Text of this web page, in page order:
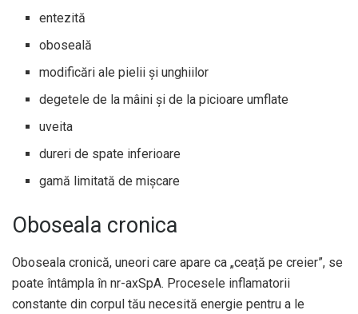
entezită
oboseală
modificări ale pielii și unghiilor
degetele de la mâini și de la picioare umflate
uveita
dureri de spate inferioare
gamă limitată de mișcare
Oboseala cronica
Oboseala cronică, uneori care apare ca „ceață pe creier”, se
poate întâmpla în nr-axSpA. Procesele inflamatorii
constante din corpul tău necesită energie pentru a le